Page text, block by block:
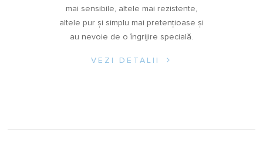
mai sensibile, altele mai rezistente,
altele pur și simplu mai pretențioase și
au nevoie de o îngrijire specială.
VEZI DETALII